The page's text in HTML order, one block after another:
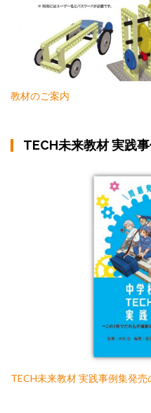
教材のご案内
TECH未来教材 実践事
TECH未来教材 実践事例集発売